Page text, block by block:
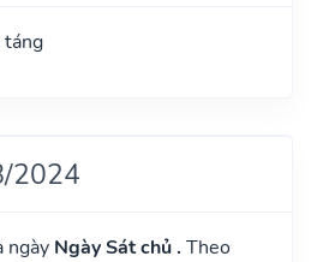
táng
2024
ngày Ngày Sát chủ . Theo